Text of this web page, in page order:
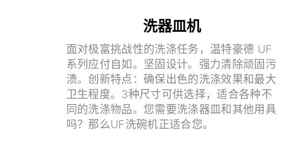
洗器皿机
面对极富挑战性的洗涤任务，温特豪德 UF
系列应付自如。坚固设计。强力清除顽固污
渍。创新特点：确保出色的洗涤效果和最大
卫生程度。3种尺寸可供选择，适合各种不
同的洗涤物品。您需要洗涤器皿和其他用具
吗？那么UF洗碗机正适合您。